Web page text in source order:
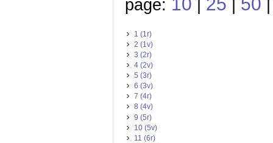
page: 10 25 50
1 (1r)
2 (1v)
3 (2r)
4 (2v)
5 (3r)
6 (3v)
7 (4r)
8 (4v)
9 (5r)
10 (5v)
11 (6r)